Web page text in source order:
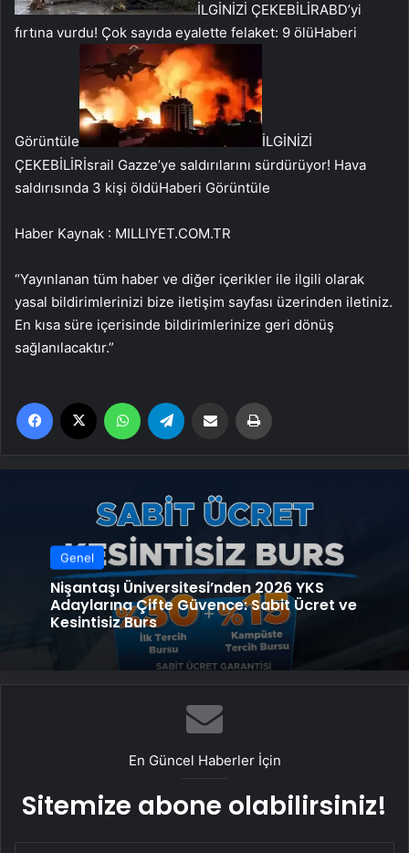
İLGİNİZİ ÇEKEBİLİRABD’yi
fırtına vurdu! Çok sayıda eyalette felaket: 9 ölüHaberi
Görüntüle
İLGİNİZİ
ÇEKEBİLİRİsrail Gazze’ye saldırılarını sürdürüyor! Hava
saldırısında 3 kişi öldüHaberi Görüntüle
Haber Kaynak : MILLIYET.COM.TR
“Yayınlanan tüm haber ve diğer içerikler ile ilgili olarak
yasal bildirimlerinizi bize iletişim sayfası üzerinden iletiniz.
En kısa süre içerisinde bildirimlerinize geri dönüş
sağlanılacaktır.”
Facebook WhatsApp Email'den paylaş
Genel
Nişantaşı Üniversitesi’nden 2026 YKS
Adaylarına Çifte Güvence: Sabit Ücret ve
Kesintisiz Burs
En Güncel Haberler İçin
Sitemize abone olabilirsiniz!